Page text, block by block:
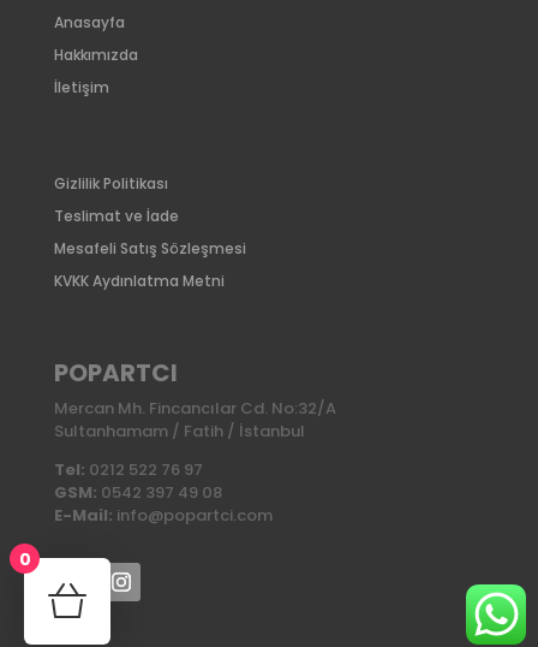
Anasayfa
Hakkımızda
İletişim
Gizlilik Politikası
Teslimat ve İade
Mesafeli Satış Sözleşmesi
KVKK Aydınlatma Metni
POPARTCI
Mercan Mh. Fincancılar Cd. No:32/A
Sultanhamam / Fatih / İstanbul
Tel: 0212 522 76 97
GSM: 0542 397 49 08
E-Mail: info@popartci.com
0